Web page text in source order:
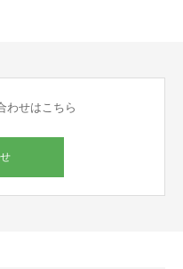
わせはこちら